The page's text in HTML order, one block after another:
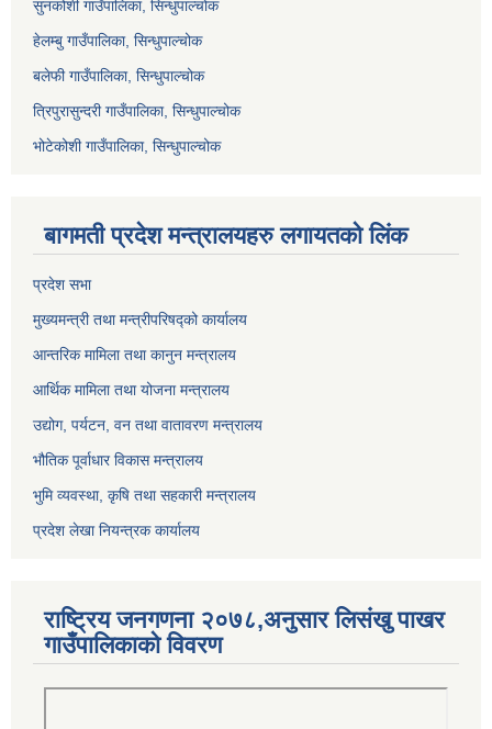
सुनकोशी गाउँपालिका, सिन्धुपाल्चोक
हेलम्बु गाउँपालिका, सिन्धुपाल्चोक
बलेफी गाउँपालिका, सिन्धुपाल्चोक
त्रिपुरासुन्दरी गाउँपालिका, सिन्धुपाल्चोक
भोटेकोशी गाउँपालिका, सिन्धुपाल्चोक
बागमती प्रदेश मन्त्रालयहरु लगायतको लिंक
प्रदेश सभा
मुख्यमन्त्री तथा मन्त्रीपरिषद्को कार्यालय
आन्तरिक मामिला तथा कानुन मन्त्रालय
आर्थिक मामिला तथा योजना मन्त्रालय
उद्योग, पर्यटन, वन तथा वातावरण मन्त्रालय
भौतिक पूर्वाधार विकास मन्त्रालय
भुमि व्यवस्था, कृषि तथा सहकारी मन्त्रालय
प्रदेश लेखा नियन्त्रक कार्यालय
राष्ट्रिय जनगणना २०७८,अनुसार लिसंखु पाखर
गाउँपालिकाको विवरण